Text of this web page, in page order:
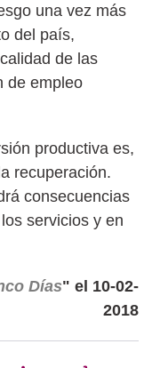
una vez más
del país,
de las
de empleo
productiva es,
recuperación.
consecuencias
servicios y en
Días" el 10-02-
2018